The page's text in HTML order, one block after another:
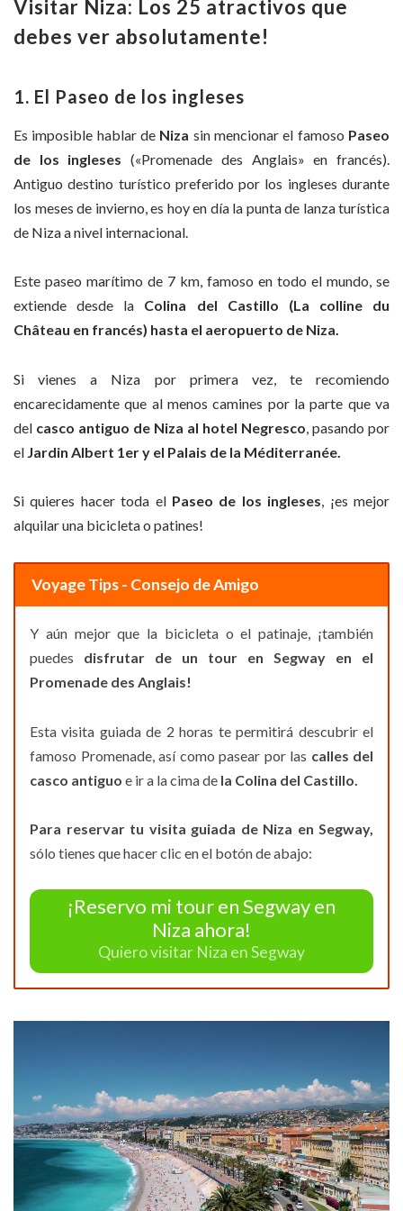
Visitar Niza: Los 25 atractivos que
debes ver absolutamente!
1. El Paseo de los ingleses
Es imposible hablar de Niza sin mencionar el famoso Paseo
de los ingleses («Promenade des Anglais» en francés).
Antiguo destino turístico preferido por los ingleses durante
los meses de invierno, es hoy en día la punta de lanza turística
de Niza a nivel internacional.
Este paseo marítimo de 7 km, famoso en todo el mundo, se
extiende desde la Colina del Castillo
(La colline du
Château en francés) hasta el aeropuerto de Niza.
Si vienes a Niza por primera vez, te recomiendo
encarecidamente que al menos camines por la parte que va
del casco antiguo de Niza al hotel Negresco , pasando por
el Jardin Albert 1er y el Palais de la Méditerranée.
Si quieres hacer toda el Paseo de los ingleses, ¡es mejor
alquilar una bicicleta o patines!
Voyage Tips - Consejo de Amigo
Y aún mejor que la bicicleta o el patinaje, ¡también
puedes disfrutar de un tour en Segway en el
Promenade des Anglais!
Esta visita guiada de 2 horas te permitirá descubrir el
famoso Promenade, así como pasear por las calles del
casco antiguo e ir a la cima de la Colina del Castillo.
Para reservar tu visita guiada de Niza en Segway,
sólo tienes que hacer clic en el botón de abajo:
¡Reservo mi tour en Segway en
Niza ahora!
Quiero visitar Niza en Segway